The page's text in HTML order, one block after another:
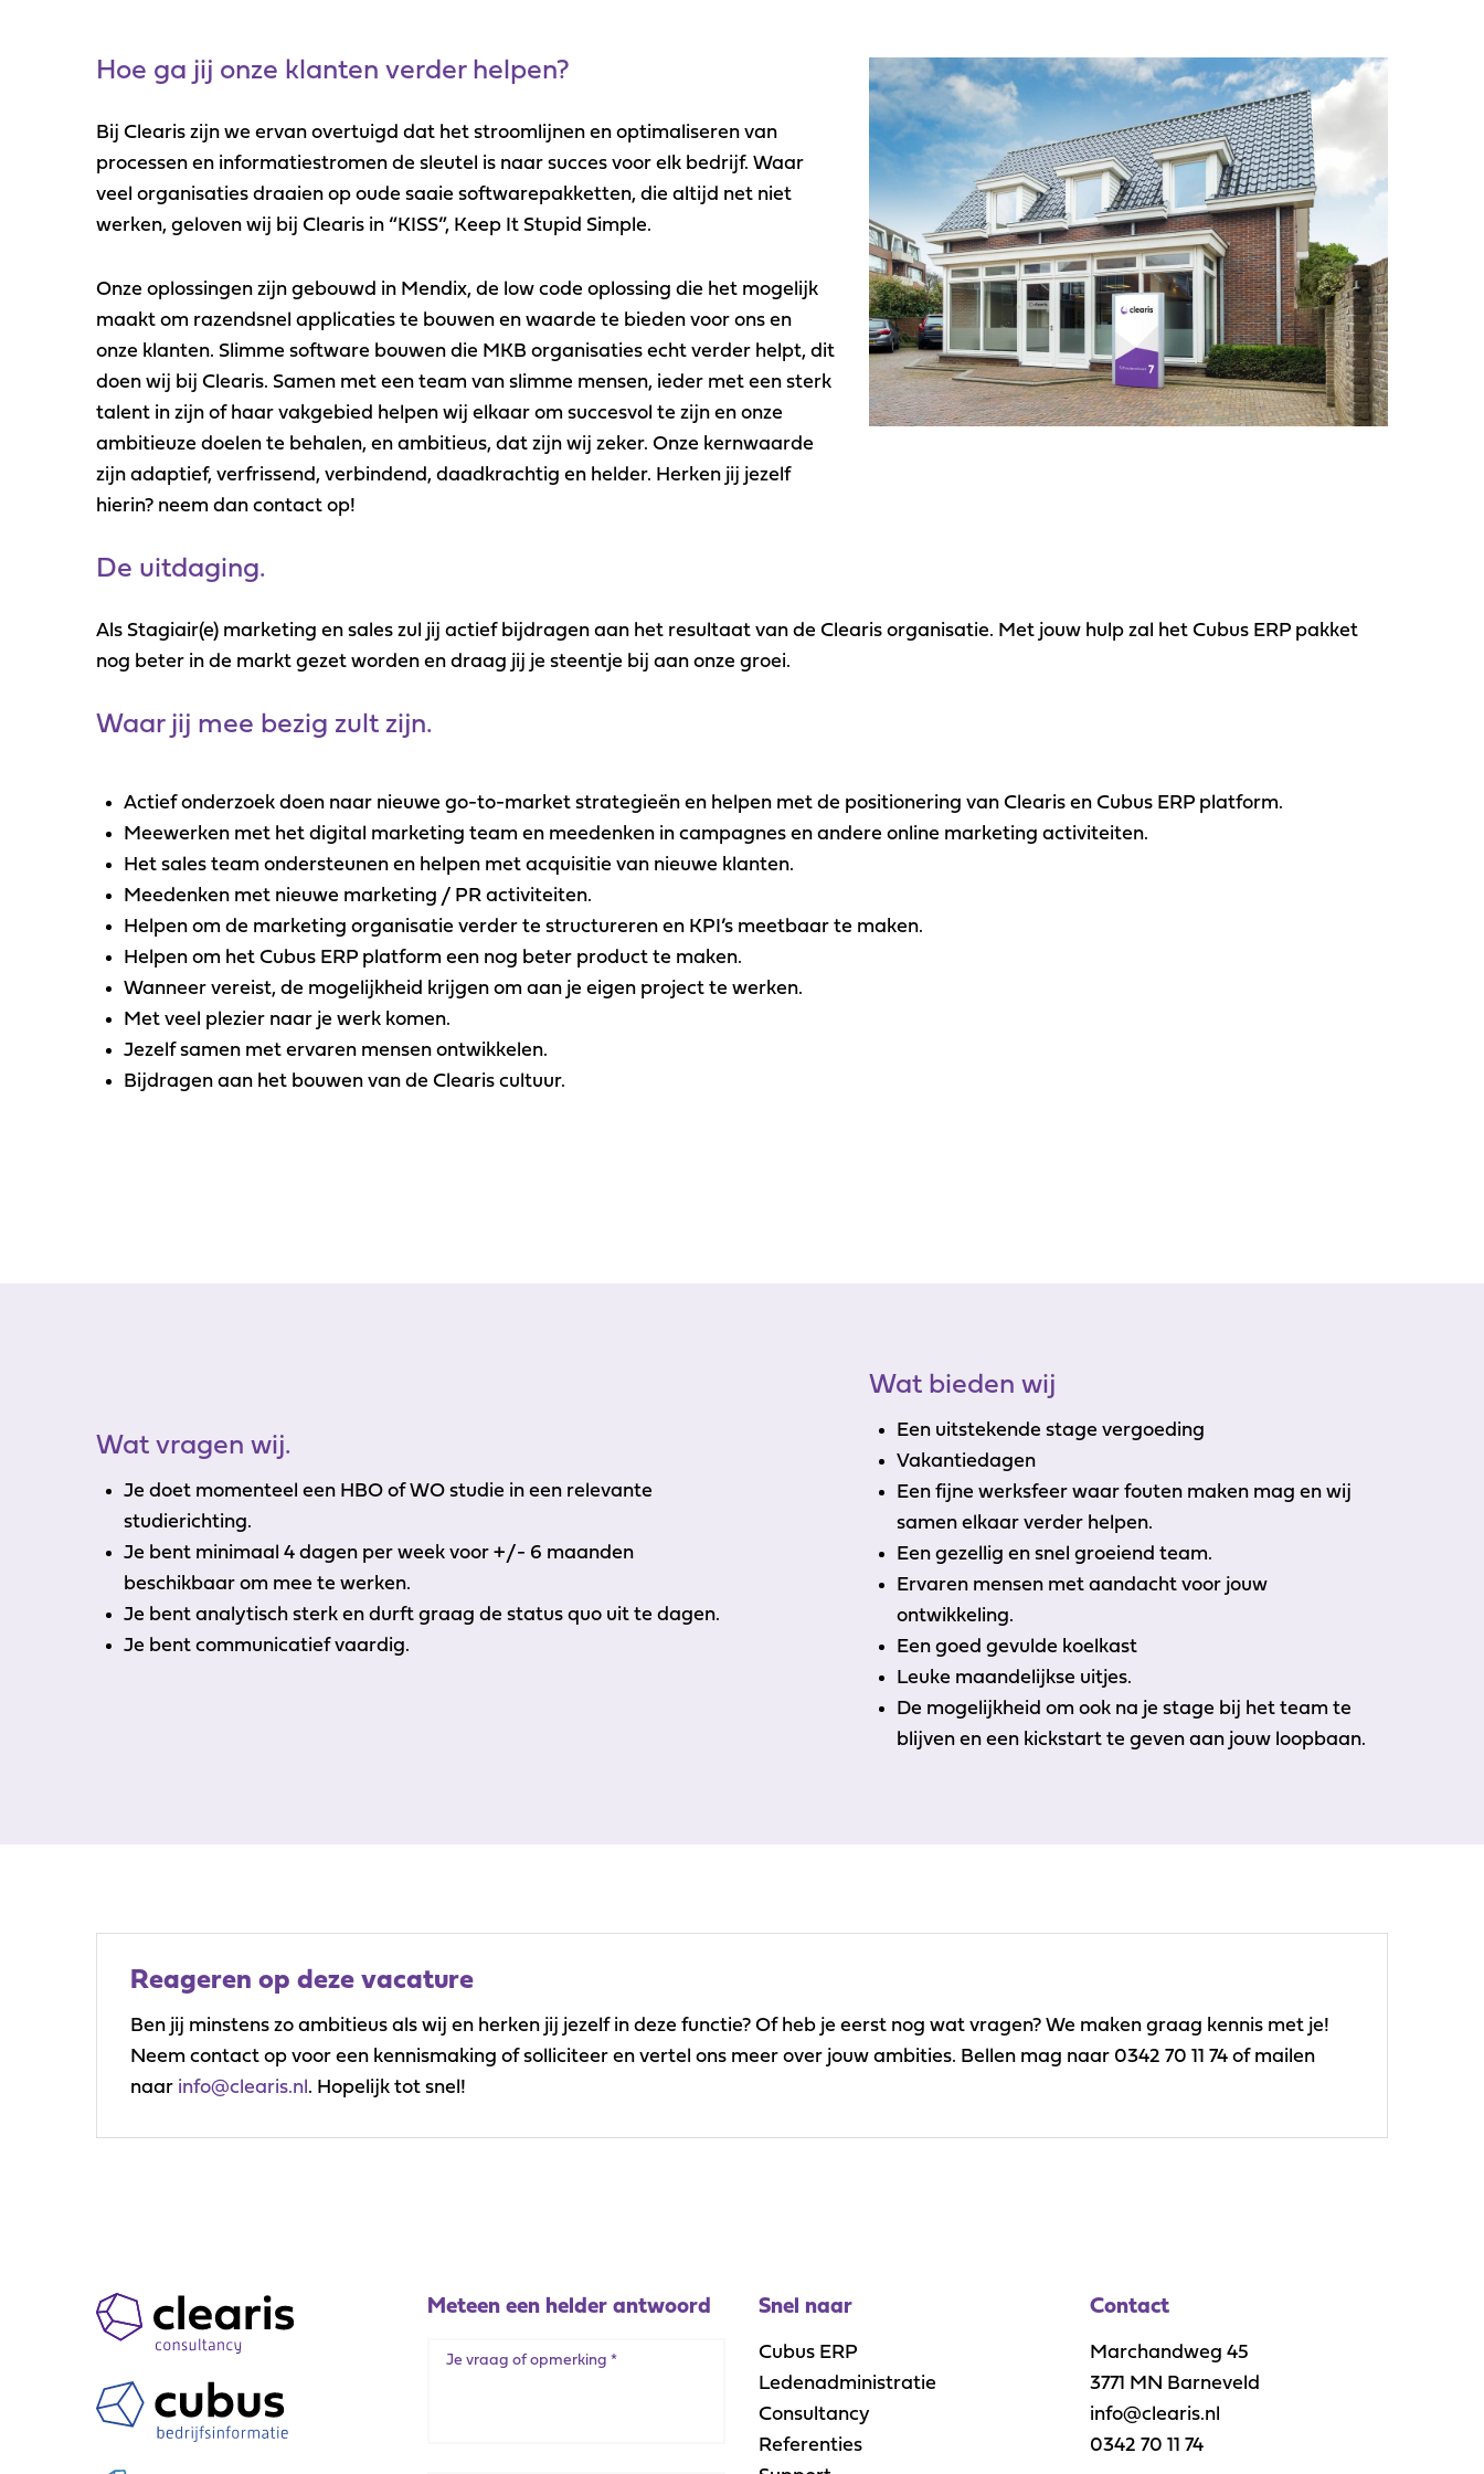
Hoe ga jij onze klanten verder helpen?
Bij Clearis zijn we ervan overtuigd dat het stroomlijnen en optimaliseren van
processen en informatiestromen de sleutel is naar succes voor elk bedrijf. Waar
veel organisaties draaien op oude saaie softwarepakketten, die altijd net niet
werken, geloven wij bij Clearis in “KISS”, Keep It Stupid Simple.
Onze oplossingen zijn gebouwd in Mendix, de low code oplossing die het mogelijk
maakt om razendsnel applicaties te bouwen en waarde te bieden voor ons en
onze klanten. Slimme software bouwen die MKB organisaties echt verder helpt, dit
doen wij bij Clearis. Samen met een team van slimme mensen, ieder met een sterk
talent in zijn of haar vakgebied helpen wij elkaar om succesvol te zijn en onze
ambitieuze doelen te behalen, en ambitieus, dat zijn wij zeker. Onze kernwaarde
zijn adaptief, verfrissend, verbindend, daadkrachtig en helder. Herken jij jezelf
hierin? neem dan contact op!
De uitdaging.
Als Stagiair(e) marketing en sales zul jij actief bijdragen aan het resultaat van de Clearis organisatie. Met jouw hulp zal het Cubus ERP pakket
nog beter in de markt gezet worden en draag jij je steentje bij aan onze groei.
Waar jij mee bezig zult zijn.
Actief onderzoek doen naar nieuwe go-to-market strategieën en helpen met de positionering van Clearis en Cubus ERP platform.
Meewerken met het digital marketing team en meedenken in campagnes en andere online marketing activiteiten.
Het sales team ondersteunen en helpen met acquisitie van nieuwe klanten.
Meedenken met nieuwe marketing / PR activiteiten.
Helpen om de marketing organisatie verder te structureren en KPI’s meetbaar te maken.
Helpen om het Cubus ERP platform een nog beter product te maken.
Wanneer vereist, de mogelijkheid krijgen om aan je eigen project te werken.
Met veel plezier naar je werk komen.
Jezelf samen met ervaren mensen ontwikkelen.
Bijdragen aan het bouwen van de Clearis cultuur.
Wat vragen wij.
Je doet momenteel een HBO of WO studie in een relevante
studierichting.
Je bent minimaal 4 dagen per week voor +/- 6 maanden
beschikbaar om mee te werken.
Je bent analytisch sterk en durft graag de status quo uit te dagen.
Je bent communicatief vaardig.
Wat bieden wij
Een uitstekende stage vergoeding
Vakantiedagen
Een fijne werksfeer waar fouten maken mag en wij
samen elkaar verder helpen.
Een gezellig en snel groeiend team.
Ervaren mensen met aandacht voor jouw
ontwikkeling.
Een goed gevulde koelkast
Leuke maandelijkse uitjes.
De mogelijkheid om ook na je stage bij het team te
blijven en een kickstart te geven aan jouw loopbaan.
Reageren op deze vacature
Ben jij minstens zo ambitieus als wij en herken jij jezelf in deze functie? Of heb je eerst nog wat vragen? We maken graag kennis met je!
Neem contact op voor een kennismaking of solliciteer en vertel ons meer over jouw ambities. Bellen mag naar 0342 70 11 74 of mailen
naar info@clearis.nl. Hopelijk tot snel!
Meteen een helder antwoord Snel naar
Cubus ERP
Ledenadministratie
Consultancy
Referenties
Contact
Marchandweg 45
3771 MN Barneveld
info@clearis.nl
0342 70 11 74